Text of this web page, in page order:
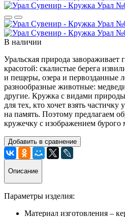
В наличии
Уральская природа завораживает
красотой: скалистые берега
и пещеры, озера и первозданные
разнообразные животные:
другие. Кружка с видами
для тех, кто хочет взять
на память. Поэтому предлагаем
кружечку с изображением бурого
Добавить в сравнение
Описание
Параметры изделия:
Материал изготовления –